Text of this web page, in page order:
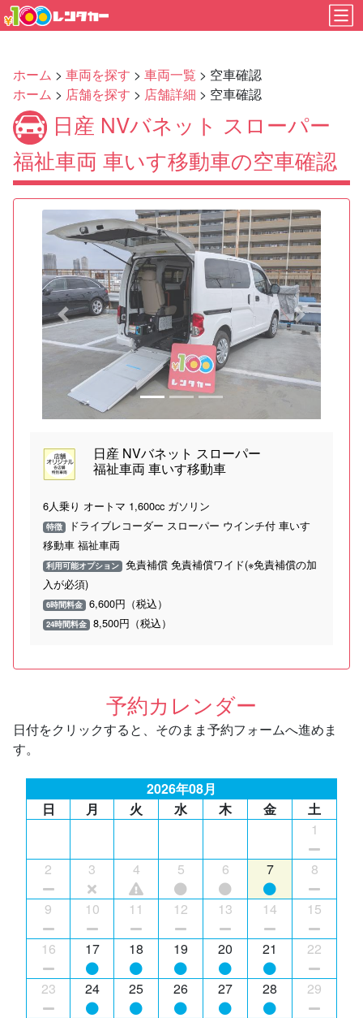
ホーム > 車両を探す > 車両一覧 > 空車確認
ホーム > 店舗を探す > 店舗詳細 > 空車確認
日産 NVバネット スローパー
福祉車両 車いす移動車の空車確認
Previous Next
日産 NVバネット スローパー
福祉車両 車いす移動車
6人乗り オートマ 1,600cc ガソリン
特徴 ドライブレコーダー スローパー ウインチ付 車いす
移動車 福祉車両
利用可能オプション 免責補償 免責補償ワイド(※免責補償の加
入が必須)
6時間料金 6,600円（税込）
24時間料金 8,500円（税込）
予約カレンダー
日付をクリックすると、そのまま予約フォームへ進めま
す。
2026年08月
日
月 火 水 木 金
土
1
2 3 4 5 6 7 8
9 10 11 12 13 14 15
16 17 18 19 20 21 22
23 24 25 26 27 28 29